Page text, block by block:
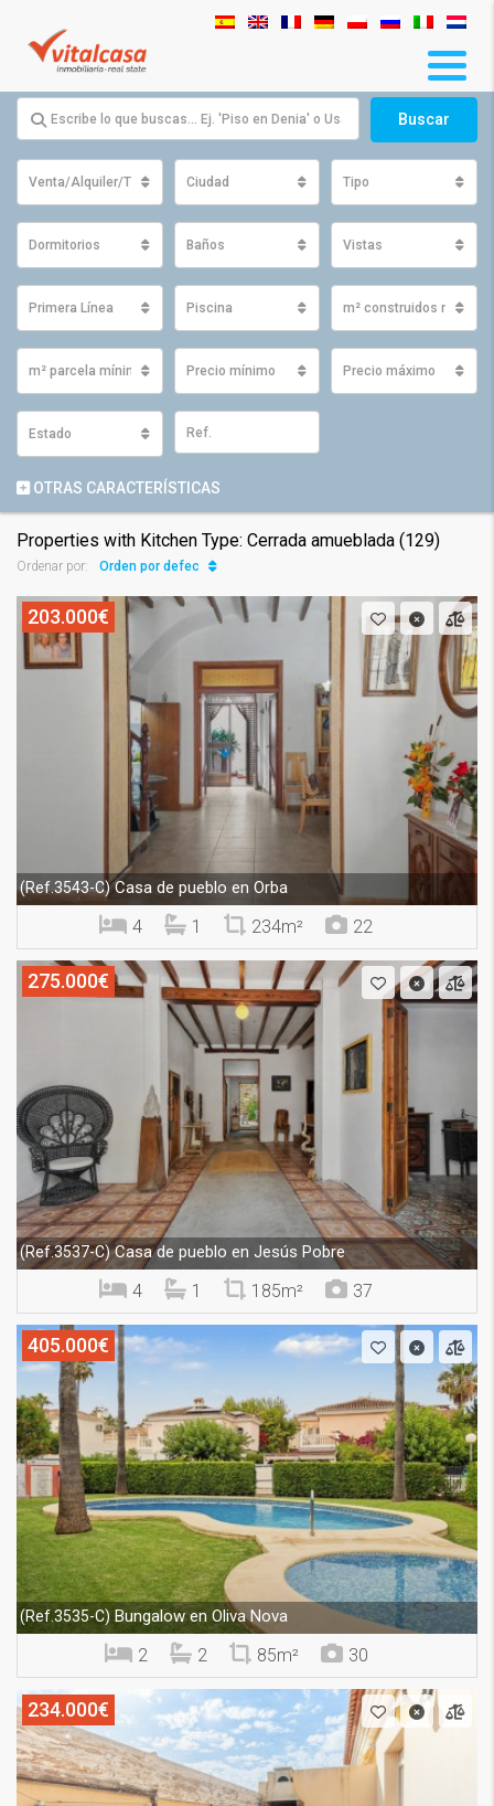
Buscar
Venta/Alquiler/Traspaso Ciudad Tipo
Dormitorios Baños Vistas
Primera Línea Piscina m² construidos
m² parcela mínimos Precio mínimo Precio máximo
Estado
OTRAS CARACTERÍSTICAS
Properties with Kitchen Type: Cerrada amueblada (129)
Ordenar por: Orden por defecto
203.000€
(Ref.3543-C)Casa de pueblo en Orba
4 1 234m² 22
275.000€
(Ref.3537-C)Casa de pueblo en Jesús Pobre
4 1 185m² 37
405.000€
(Ref.3535-C) Bungalow en Oliva Nova
2 2 85m² 30
234.000€